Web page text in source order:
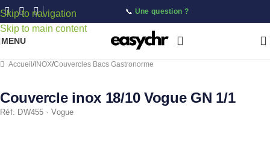
Skip to navigation
Skip to main content
📞 Une question ?
MENU
Accueil /INOX/Couvercles Bacs Gastronorme
Couvercle inox 18/10 Vogue GN 1/1
Réf. DW455 · Vogue